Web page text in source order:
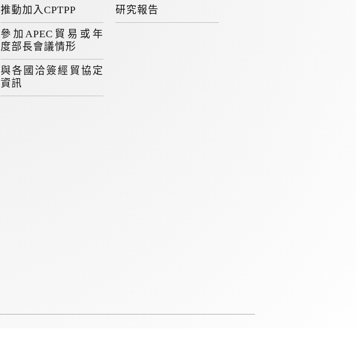
推動加入CPTPP
參加APEC貿易或年
度部長會議情形
與各國洽簽經貿協定
資訊
研究報告